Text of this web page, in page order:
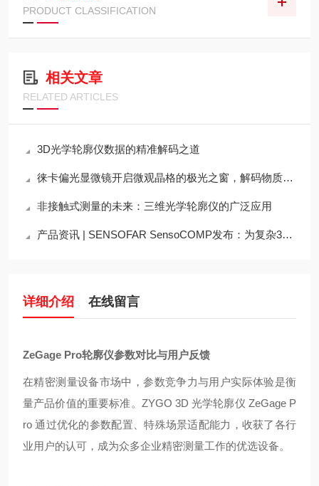
PRODUCT CLASSIFICATION
相关文章
RELATED ARTICLES
3D光学轮廓仪数据的精准解码之道
徕卡偏光显微镜开启微观晶格的极光之窗，解码物质结构的隐形密码
非接触式测量的未来：三维光学轮廓仪的广泛应用
产品资讯 | SENSOFAR SensoCOMP发布：为复杂3D检测任务带来清晰指引
详细介绍 在线留言
ZeGage Pro轮廓仪参数对比与用户反馈
在精密测量设备市场中，参数竞争力与用户实际体验是衡
量产品价值的重要标准。ZYGO 3D 光学轮廓仪 ZeGage P
ro 通过优化的参数配置、特殊场景适配能力，收获了各行
业用户的认可，成为众多企业精密测量工作的优选设备。